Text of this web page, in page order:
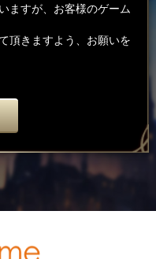
ますが、お客様のゲーム
頂きますよう、お願いを